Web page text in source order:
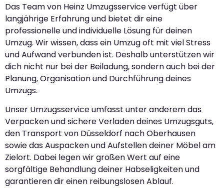
Das Team von Heinz Umzugsservice verfügt über
langjährige Erfahrung und bietet dir eine
professionelle und individuelle Lösung für deinen
Umzug. Wir wissen, dass ein Umzug oft mit viel Stress
und Aufwand verbunden ist. Deshalb unterstützen wir
dich nicht nur bei der Beiladung, sondern auch bei der
Planung, Organisation und Durchführung deines
Umzugs.
Unser Umzugsservice umfasst unter anderem das
Verpacken und sichere Verladen deines Umzugsguts,
den Transport von Düsseldorf nach Oberhausen
sowie das Auspacken und Aufstellen deiner Möbel am
Zielort. Dabei legen wir großen Wert auf eine
sorgfältige Behandlung deiner Habseligkeiten und
garantieren dir einen reibungslosen Ablauf.